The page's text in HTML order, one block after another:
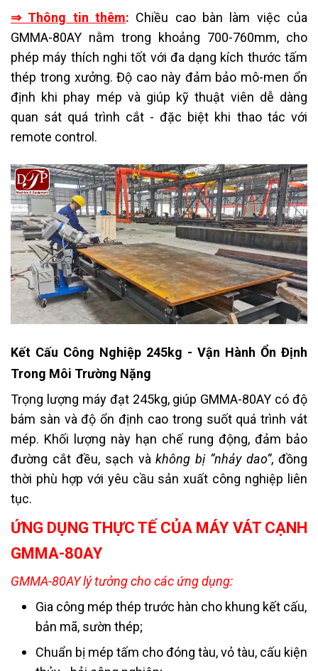
⇒ Thông tin thêm: Chiều cao bàn làm việc của
GMMA-80AY nằm trong khoảng 700-760mm, cho
phép máy thích nghi tốt với đa dạng kích thước tấm
thép trong xưởng. Độ cao này đảm bảo mô-men ổn
định khi phay mép và giúp kỹ thuật viên dễ dàng
quan sát quá trình cắt - đặc biệt khi thao tác với
remote control.
Kết Cấu Công Nghiệp 245kg - Vận Hành Ổn Định
Trong Môi Trường Nặng
Trọng lượng máy đạt 245kg, giúp GMMA-80AY có độ
bám sàn và độ ổn định cao trong suốt quá trình vát
mép. Khối lượng này hạn chế rung động, đảm bảo
đường cắt đều, sạch vàkhông bị “nhảy dao”, đồng
thời phù hợp với yêu cầu sản xuất công nghiệp liên
tục.
ỨNG DỤNG THỰC TẾ CỦA MÁY VÁT CẠNH
GMMA-80AY
GMMA-80AY lý tưởng cho các ứng dụng:
Gia công mép thép trước hàn cho khung kết cấu,
bản mã, sườn thép;
Chuẩn bị mép tấm cho đóng tàu, vỏ tàu, cấu kiện